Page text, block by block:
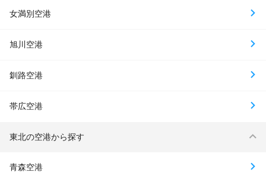
女満別空港
旭川空港
釧路空港
帯広空港
東北の空港から探す
青森空港